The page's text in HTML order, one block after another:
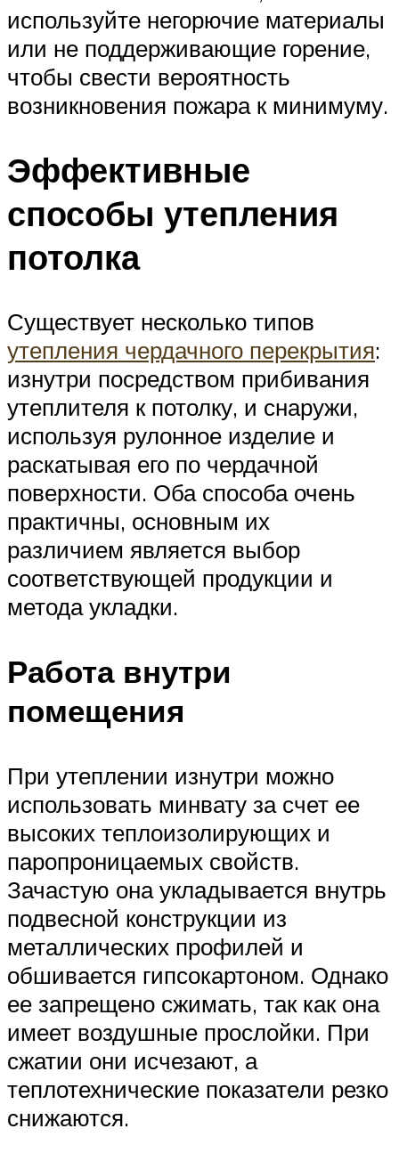
используйте негорючие материалы
или не поддерживающие горение,
чтобы свести вероятность
возникновения пожара к минимуму.
Эффективные
способы утепления
потолка
Существует несколько типов
утепления чердачного перекрытия:
изнутри посредством прибивания
утеплителя к потолку, и снаружи,
используя рулонное изделие и
раскатывая его по чердачной
поверхности. Оба способа очень
практичны, основным их
различием является выбор
соответствующей продукции и
метода укладки.
Работа внутри
помещения
При утеплении изнутри можно
использовать минвату за счет ее
высоких теплоизолирующих и
паропроницаемых свойств.
Зачастую она укладывается внутрь
подвесной конструкции из
металлических профилей и
обшивается гипсокартоном. Однако
ее запрещено сжимать, так как она
имеет воздушные прослойки. При
сжатии они исчезают, а
теплотехнические показатели резко
снижаются.